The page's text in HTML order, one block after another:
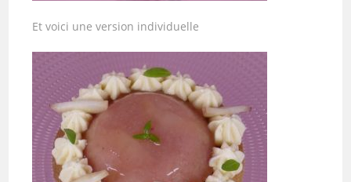
Et voici une version individuelle